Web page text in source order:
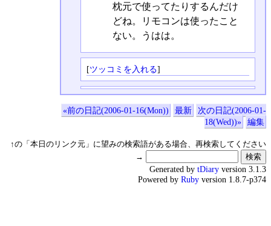
枕元で使ってたりするんだけ
どね。リモコンは使ったこと
ない。うはは。
[ツッコミを入れる]
«前の日記(2006-01-16(Mon)) 最新
次の日記(2006-01-
18(Wed))»
編集
↑の「本日のリンク元」に望みの検索語がある場合、再検索してください
→
Generated by tDiary version 3.1.3
Powered by Ruby version 1.8.7-p374